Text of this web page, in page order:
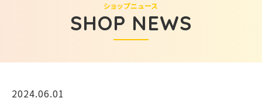
SHOP NEWS
ショップニュース
2024.06.01